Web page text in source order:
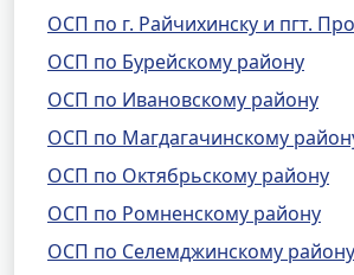
ОСП по г. Райчихинску и пгт.
ОСП по Бурейскому району
ОСП по Ивановскому району
ОСП по Магдагачинскому
ОСП по Октябрьскому району
ОСП по Ромненскому району
ОСП по Селемджинскому району